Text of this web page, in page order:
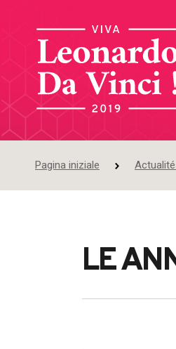
Pagina iniziale
LE